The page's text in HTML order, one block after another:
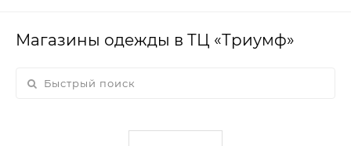
Магазины одежды в ТЦ «Триумф»